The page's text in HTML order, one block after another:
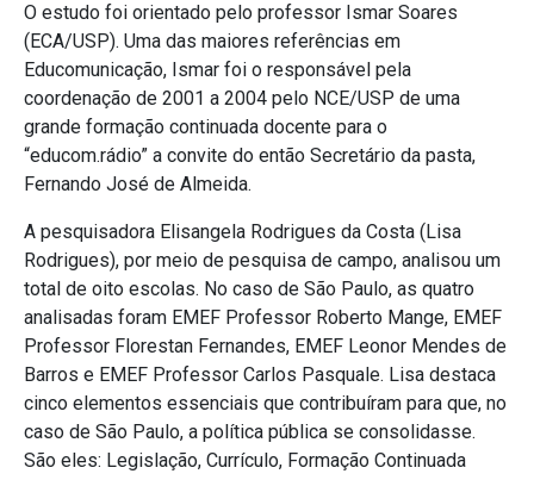
O estudo foi orientado pelo professor Ismar Soares
(ECA/USP). Uma das maiores referências em
Educomunicação, Ismar foi o responsável pela
coordenação de 2001 a 2004 pelo NCE/USP de uma
grande formação continuada docente para o
“educom.rádio” a convite do então Secretário da pasta,
Fernando José de Almeida.
A pesquisadora Elisangela Rodrigues da Costa (Lisa
Rodrigues), por meio de pesquisa de campo, analisou um
total de oito escolas. No caso de São Paulo, as quatro
analisadas foram EMEF Professor Roberto Mange, EMEF
Professor Florestan Fernandes, EMEF Leonor Mendes de
Barros e EMEF Professor Carlos Pasquale. Lisa destaca
cinco elementos essenciais que contribuíram para que, no
caso de São Paulo, a política pública se consolidasse.
São eles: Legislação, Currículo, Formação Continuada